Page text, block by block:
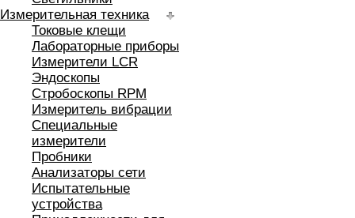
Измерительная техника
Токовые клещи
Лабораторные приборы
Измерители LCR
Эндоскопы
Стробоскопы RPM
Измеритель вибрации
Специальные
измерители
Пробники
Анализаторы сети
Испытательные
устройства